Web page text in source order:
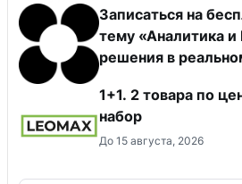
Записаться на
тему «Аналитика
решения в
1+1. 2 товара по
набор
До 15 августа, 2026